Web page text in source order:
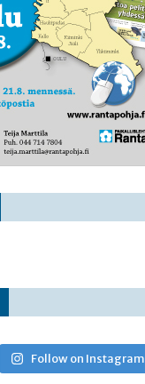
Follow on Instagram